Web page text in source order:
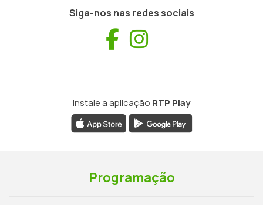
Siga-nos nas redes sociais
Facebook
Instale a aplicação RTP Play
Programação